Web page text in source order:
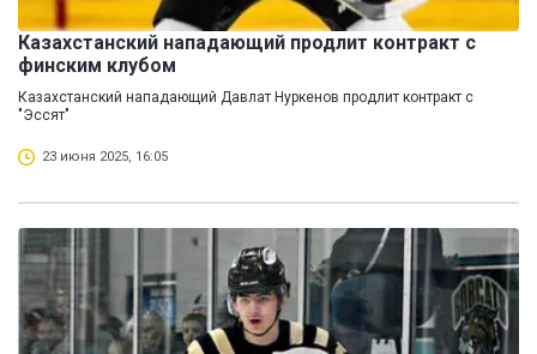
Казахстанский нападающий продлит контракт с
финским клубом
Казахстанский нападающий Давлат Нуркенов продлит контракт с
"Эссят"
23 июня 2025, 16:05